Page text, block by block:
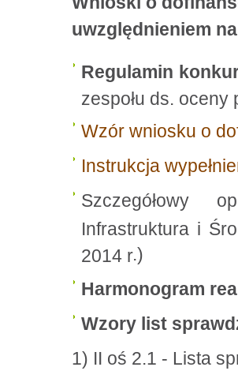
uwzględnieniem
Regulamin
zespołu ds. oceny
Wzór wniosku o
Instrukcja
Szczegółowy
Infrastruktura i
2014 r.)
Harmonogram
Wzory list
1) II oś 2.1 - Lista